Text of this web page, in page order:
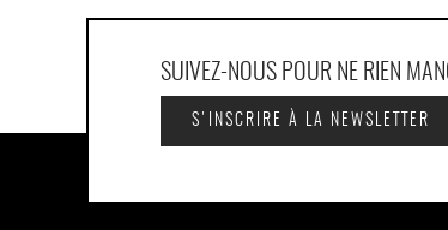
SUIVEZ-NOUS POUR NE RIEN
S'INSCRIRE À LA NEWSLETTER